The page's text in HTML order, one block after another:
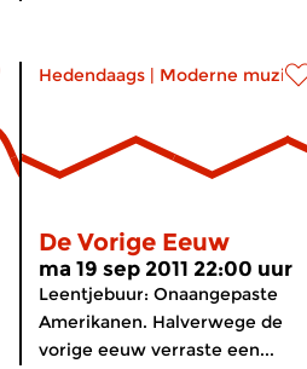
Hedendaags | Moderne muziek
De Vorige Eeuw
ma 19 sep 2011 22:00 uur
Leentjebuur: Onaangepaste
Amerikanen. Halverwege de
vorige eeuw verraste een...